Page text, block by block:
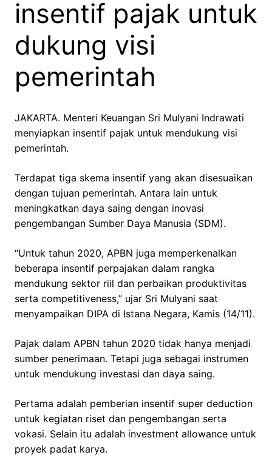
insentif pajak untuk
dukung visi
pemerintah
JAKARTA. Menteri Keuangan Sri Mulyani Indrawati
menyiapkan insentif pajak untuk mendukung visi
pemerintah.
Terdapat tiga skema insentif yang akan disesuaikan
dengan tujuan pemerintah. Antara lain untuk
meningkatkan daya saing dengan inovasi
pengembangan Sumber Daya Manusia (SDM).
“Untuk tahun 2020, APBN juga memperkenalkan
beberapa insentif perpajakan dalam rangka
mendukung sektor riil dan perbaikan produktivitas
serta competitiveness,” ujar Sri Mulyani saat
menyampaikan DIPA di Istana Negara, Kamis (14/11).
Pajak dalam APBN tahun 2020 tidak hanya menjadi
sumber penerimaan. Tetapi juga sebagai instrumen
untuk mendukung investasi dan daya saing.
Pertama adalah pemberian insentif super deduction
untuk kegiatan riset dan pengembangan serta
vokasi. Selain itu adalah investment allowance untuk
proyek padat karya.